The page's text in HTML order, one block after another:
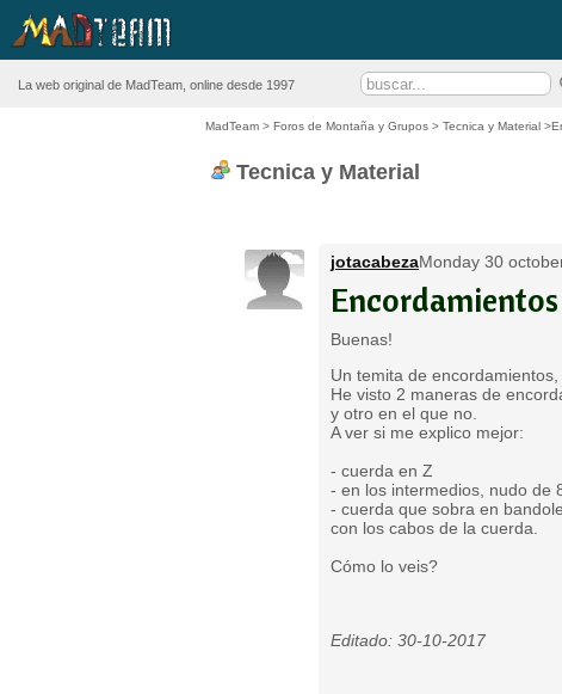
La web original de MadTeam, online desde 1997
MadTeam > Foros de Montaña y Grupos > Tecnica y Material
Tecnica y Material
jotacabezaMonday 30
Encordamientos
Buenas!
Un temita de
He visto 2 maneras de
y otro en el que no.
A ver si me explico mejor:
- cuerda en Z
- en los intermedios, nudo de
- cuerda que sobra en
con los cabos de la cuerda.
Cómo lo veis?
Editado: 30-10-2017